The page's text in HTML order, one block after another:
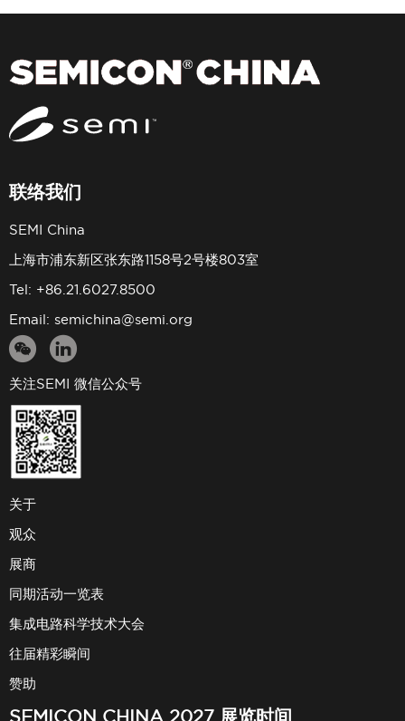
联络我们
SEMI China
上海市浦东新区张东路1158号2号楼803室
Tel: +86.21.6027.8500
Email: semichina@semi.org
关注SEMI 微信公众号
关于
观众
展商
同期活动一览表
集成电路科学技术大会
往届精彩瞬间
赞助
SEMICON CHINA 2027 展览时间